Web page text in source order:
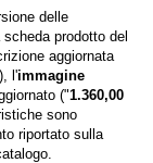
delle
prodotto del
aggiornata
l'immagine
("1.360,00
sono
riportato sulla